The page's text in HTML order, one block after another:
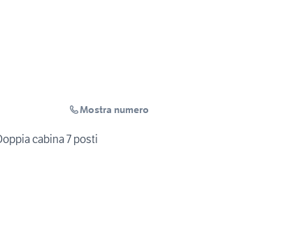
Mostra numero
cabina 7 posti